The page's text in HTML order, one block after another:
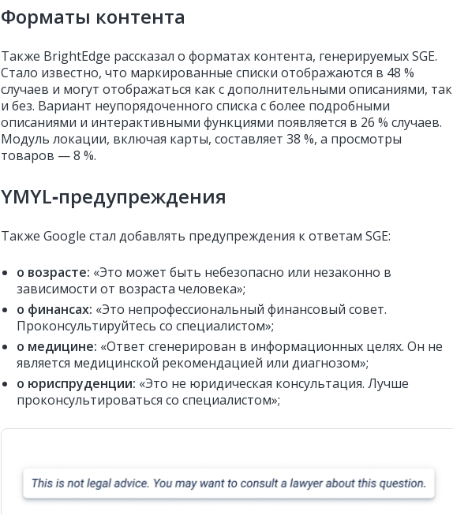
Форматы контента
Также BrightEdge рассказал о форматах контента, генерируемых SGE.
Стало известно, что маркированные списки отображаются в 48 %
случаев и могут отображаться как с дополнительными описаниями, так
и без. Вариант неупорядоченного списка с более подробными
описаниями и интерактивными функциями появляется в 26 % случаев.
Модуль локации, включая карты, составляет 38 %, а просмотры
товаров — 8 %.
YMYL‑предупреждения
Также Google стал добавлять предупреждения к ответам SGE:
о возрасте: «Это может быть небезопасно или незаконно в
зависимости от возраста человека»;
о финансах: «Это непрофессиональный финансовый совет.
Проконсультируйтесь со специалистом»;
о медицине: «Ответ сгенерирован в информационных целях. Он не
является медицинской рекомендацией или диагнозом»;
о юриспруденции: «Это не юридическая консультация. Лучше
проконсультироваться со специалистом»;